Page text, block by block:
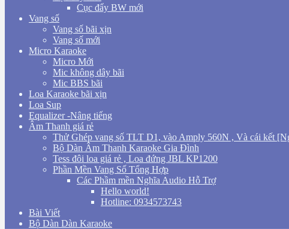
Cục đẩy BW mới
Vang số
Vang số bãi xịn
Vang số mới
Micro Karaoke
Micro Mới
Mic không dây bãi
Mic BBS bãi
Loa Karaoke bãi xịn
Loa Sup
Equalizer -Nâng tiếng
Âm Thanh giá rẻ
Thử Ghép vang số TLT D1, vào Amply 560N , Và cái kết
Bộ Dàn Âm Thanh Karaoke Gia Đình
Tess đôi loa giá rẻ , Loa đứng JBL KP1200
Phần Mền Vang Số Tổng Hợp
Các Phầm mền Nghĩa Audio Hỗ Trợ
Hello world!
Hotline: 0934573743
Bài Viết
Bộ Dàn Dàn Karaoke